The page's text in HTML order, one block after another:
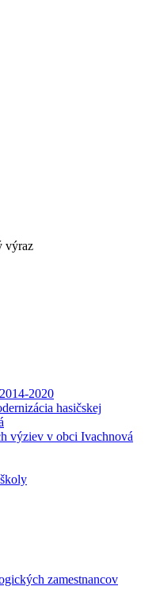
výraz
2020
hasičskej
výziev v obci Ivachnová
zamestnancov